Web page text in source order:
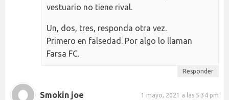
vestuario no tiene rival.
Un, dos, tres, responda otra vez.
Primero en falsedad. Por algo lo llaman
Farsa FC.
Responder
Smokin joe 1 mayo, 2021 a las 5:34 pm